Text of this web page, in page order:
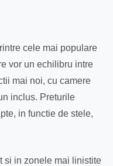
cele mai populare
vor un echilibru intre
mai noi, cu camere
inclus. Preturile
in functie de stele,
si in zonele mai linistite